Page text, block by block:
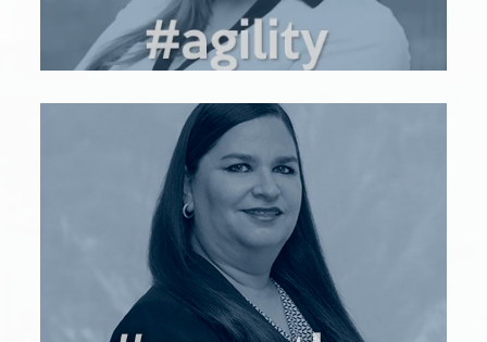
Yo soy Laura Sánchez
lsanchez@bleumind.com
LinkedIn